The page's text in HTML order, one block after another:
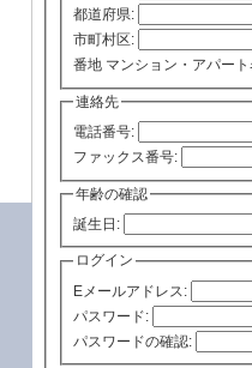
都道府県:
市町村区:
番地 マンション・アパート
連絡先
電話番号:
ファックス番号:
年齢の確認
誕生日:
ログイン
Eメールアドレス:
パスワード:
パスワードの確認: